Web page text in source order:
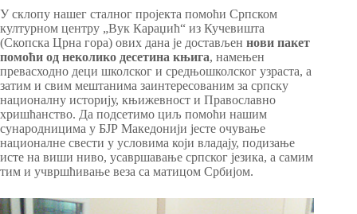
У склопу нашег сталног пројекта помоћи Српском
културном центру „Вук Караџић“ из Кучевишта
(Скопска Црна гора) ових дана је достављен нови пакет
помоћи од неколико десетина књига, намењен
превасходно деци школског и средњошколског узраста, а
затим и свим мештанима заинтересованим за српску
националну историју, књижевност и Православно
хришћанство. Да подсетимо циљ помоћи нашим
сународницима у БЈР Македонији јесте очување
националне свести у условима који владају, подизање
исте на виши ниво, усавршавање српског језика, а самим
тим и учвршћивање веза са матицом Србијом.